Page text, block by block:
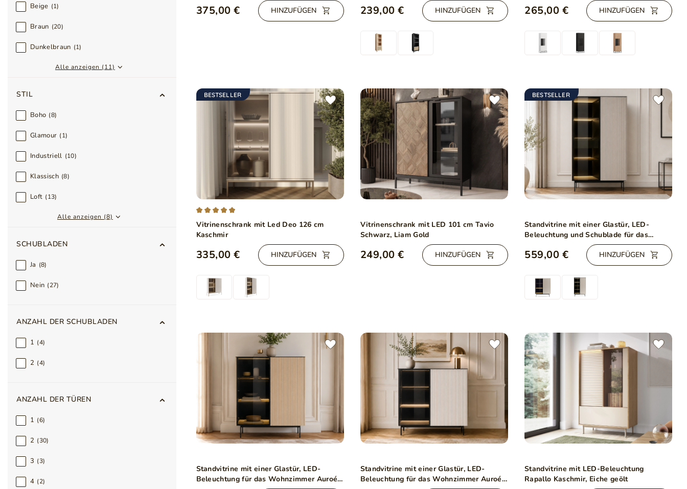
Beige 1
Braun 20
Dunkelbraun 1
Alle anzeigen (11)
STIL
Boho 8
Glamour 1
Industriell 10
Klassisch 8
Loft 13
Alle anzeigen (8)
SCHUBLADEN
Ja 8
Nein 27
ANZAHL DER SCHUBLADEN
1 4
2 4
ANZAHL DER TÜREN
1 6
2 30
3 3
4 2
375,00 € HINZUFÜGEN 239,00 € HINZUFÜGEN 265,00 € HINZUFÜGEN
BESTSELLER
Vitrinenschrank mit Led Deo 126 cm
Kaschmir
335,00 € HINZUFÜGEN
Vitrinenschrank mit LED 101 cm Tavio
Schwarz, Liam Gold
249,00 € HINZUFÜGEN
BESTSELLER
Standvitrine mit einer Glastür, LED-
Beleuchtung und Schublade für das
Wohnzimmer Auroé Kaschmir
559,00 € HINZUFÜGEN
Standvitrine mit einer Glastür, LED-
Beleuchtung für das Wohnzimmer Auroé
Standvitrine mit einer Glastür, LED-
Beleuchtung für das Wohnzimmer Auroé
Standvitrine mit LED-Beleuchtung
Rapallo Kaschmir, Eiche geölt